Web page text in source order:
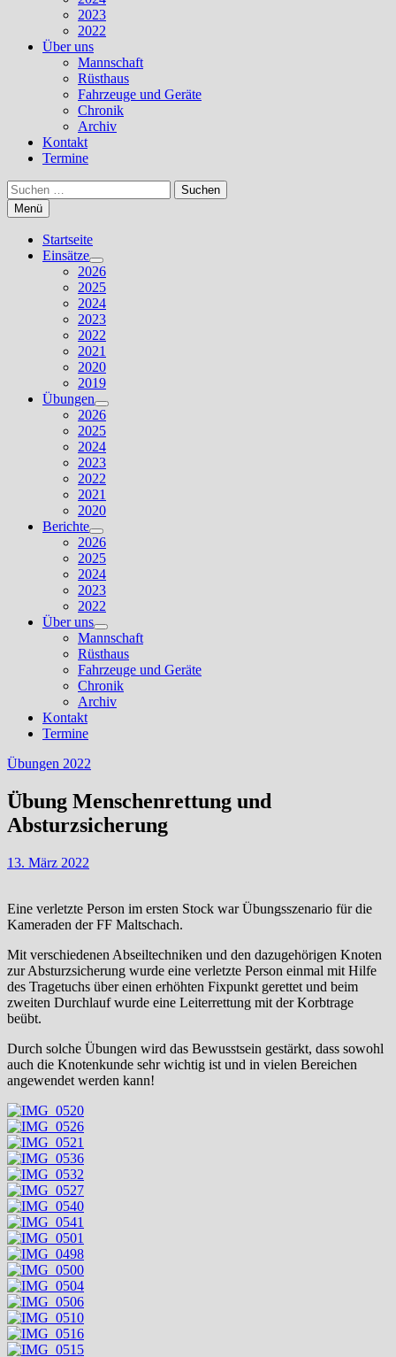
2023
2022
Über uns
Mannschaft
Rüsthaus
Fahrzeuge und Geräte
Chronik
Archiv
Kontakt
Termine
Suchen
nach:
Menü
Startseite
Einsätze
Untermenü
anzeigen
2026
2025
2024
2023
2022
2021
2020
2019
Übungen
Untermenü
anzeigen
2026
2025
2024
2023
2022
2021
2020
Berichte
Untermenü
anzeigen
2026
2025
2024
2023
2022
Über uns
Untermenü
anzeigen
Mannschaft
Rüsthaus
Fahrzeuge und Geräte
Chronik
Archiv
Kontakt
Termine
Übungen 2022
Übung Menschenrettung und
Absturzsicherung
13. März 2022
Eine verletzte Person im ersten Stock war Übungsszenario für die
Kameraden der FF Maltschach.
Mit verschiedenen Abseiltechniken und den dazugehörigen Knoten
zur Absturzsicherung wurde eine verletzte Person einmal mit Hilfe
des Tragetuchs über einen erhöhten Fixpunkt gerettet und beim
zweiten Durchlauf wurde eine Leiterrettung mit der Korbtrage
beübt.
Durch solche Übungen wird das Bewusstsein gestärkt, dass sowohl
auch die Knotenkunde sehr wichtig ist und in vielen Bereichen
angewendet werden kann!